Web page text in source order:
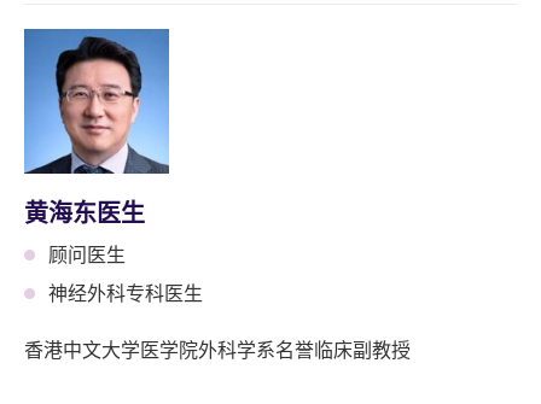
黄海东医生
顾问医生
神经外科专科医生
香港中文大学医学院外科学系名誉临床副教授